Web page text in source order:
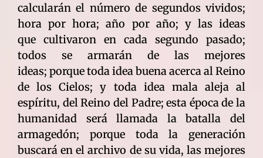
calcularán el número de segundos vividos;
hora por hora; año por año; y las ideas
que cultivaron en cada segundo pasado;
todos se armarán de las mejores
ideas; porque toda idea buena acerca al Reino
de los Cielos; y toda idea mala aleja al
espíritu, del Reino del Padre; esta época de la
humanidad será llamada la batalla del
armagedón; porque toda la generación
buscará en el archivo de su vida, las mejores